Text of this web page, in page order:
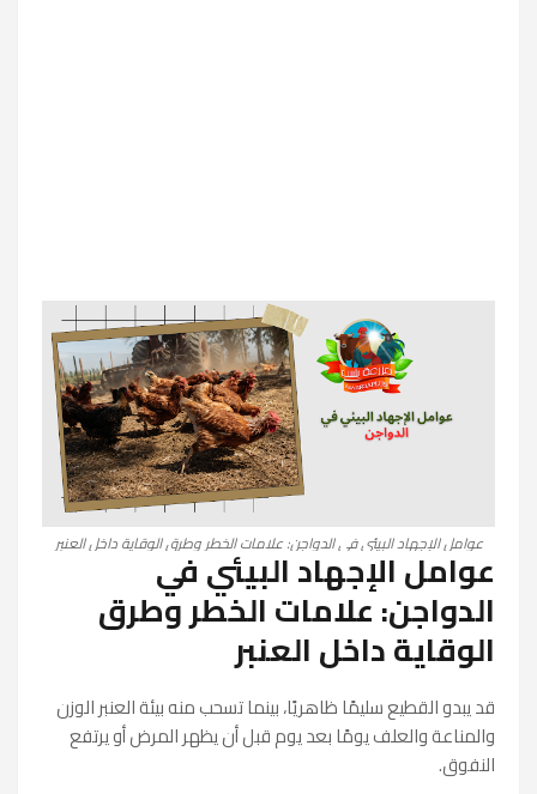
عوامل الإجهاد البيئي في الدواجن: علامات الخطر وطرق الوقاية داخل العنبر
عوامل الإجهاد البيئي في
الدواجن: علامات الخطر وطرق
الوقاية داخل العنبر
قد يبدو القطيع سليمًا ظاهريًا، بينما تسحب منه بيئة العنبر الوزن
والمناعة والعلف يومًا بعد يوم قبل أن يظهر المرض أو يرتفع
النفوق.